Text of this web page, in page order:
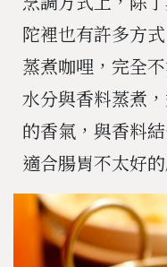
陀裡也有許多方
蒸煮咖哩，完全
水分與香料蒸煮
的香氣，與香料
適合腸胃不太好